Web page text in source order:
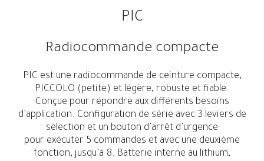
PIC
Radiocommande compacte
PIC est une radiocommande de ceinture compacte,
PICCOLO (petite) et légère, robuste et fiable.
Conçue pour répondre aux différents besoins
d’application. Configuration de série avec 3 leviers de
sélection et un bouton d’arrêt d’urgence
pour exécuter 5 commandes et avec une deuxième
fonction, jusqu’à 8. Batterie interne au lithium,